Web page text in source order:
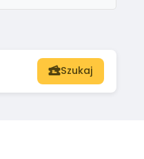
Szukaj